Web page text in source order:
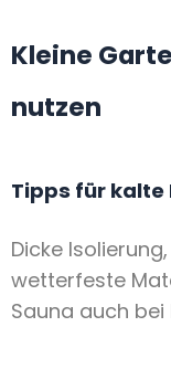
Kleine
nutzen
Tipps für kalte
Dicke
wetterfeste
Sauna auch